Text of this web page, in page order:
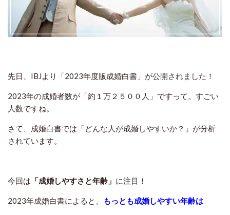
先日、IBJより「2023年度版成婚白書」が公開されました！
2023年の成婚者数が「約１万２５００人」ですって。すごい
人数ですね。
さて、成婚白書では「どんな人が成婚しやすいか？」が分析
されています。
今回は 「成婚しやすさと年齢」 に注目！
2023年成婚白書によると、 もっとも成婚しやすい年齢は